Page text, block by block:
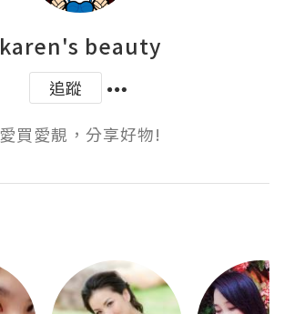
karen's beauty
追蹤
愛買愛靚，分享好物!